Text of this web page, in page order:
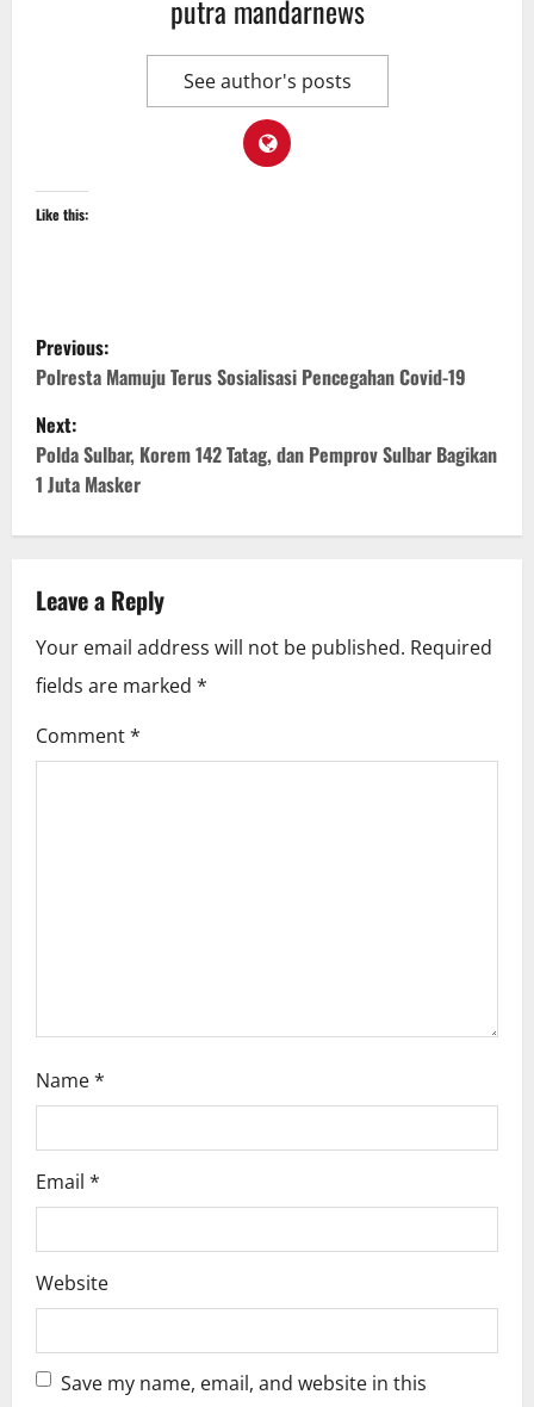
putra mandarnews
See author's posts
Like this:
P
o
s
t
n
a
v
i
g
Previous:
Polresta Mamuju Terus Sosialisasi Pencegahan Covid-19
Next:
Polda Sulbar, Korem 142 Tatag, dan Pemprov Sulbar Bagikan
1 Juta Masker
Leave a Reply
Your email address will not be published. Required
fields are marked *
Comment*
Name*
Email *
Website
Save my name, email, and website in this